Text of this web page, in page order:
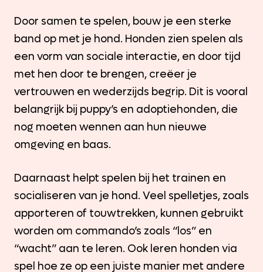
Door samen te spelen, bouw je een sterke
band op met je hond. Honden zien spelen als
een vorm van sociale interactie, en door tijd
met hen door te brengen, creëer je
vertrouwen en wederzijds begrip. Dit is vooral
belangrijk bij puppy’s en adoptiehonden, die
nog moeten wennen aan hun nieuwe
omgeving en baas.
Daarnaast helpt spelen bij het trainen en
socialiseren van je hond. Veel spelletjes, zoals
apporteren of touwtrekken, kunnen gebruikt
worden om commando’s zoals “los” en
“wacht” aan te leren. Ook leren honden via
spel hoe ze op een juiste manier met andere